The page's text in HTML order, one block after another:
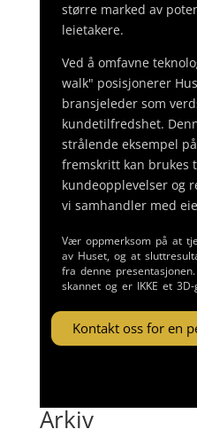
større marked av
leietakere.
Ved å omfavne
walk" posisjonerer
bransjeleder som
kundetilfredshet.
strålende eksempel
fremskritt kan brukes
kundeopplevelser og
vi samhandler med
Vær oppmerksom på at
av Huset, og at
fra denne
skannet og er IKKE et
Kontakt oss for en
Arkiv